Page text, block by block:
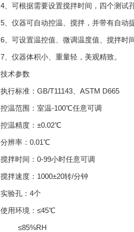
4、可根据需要设置搅拌时间，四个测试
5、仪器可自动控温、搅拌，并带有自动
6、可设置温控值、微调温度值、搅拌时
7、仪器体积小、重量轻，美观精致。
技术参数
执行标准：GB/T11143、ASTM D665
控温范围：室温-100℃任意可调
控温精度：±0.02℃
分辨率：0.01℃
搅拌时间：0-99小时任意可调
搅拌速度：1000±20转/分钟
实验孔：4个
使用环境：≤45℃
≤85%RH